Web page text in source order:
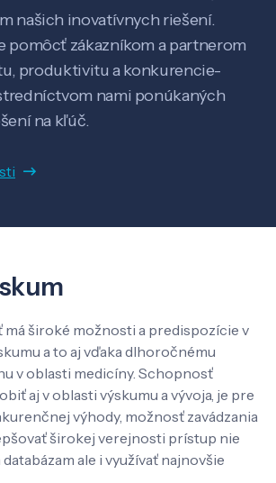
Veda a výskum
O nás
Kontakt
SK EN
našich inovatívnych riešení.
pomôcť zákazníkom a partnerom
produktivitu a konkurencie-
nami ponúkaných
na kľúč.
má široké možnosti a predispozície v
a to aj vďaka dlhoročnému
v oblasti medicíny. Schopnosť
aj v oblasti výskumu a vývoja, je pre
výhody, možnosť zavádzania
širokej verejnosti prístup nie
ale i využívať najnovšie